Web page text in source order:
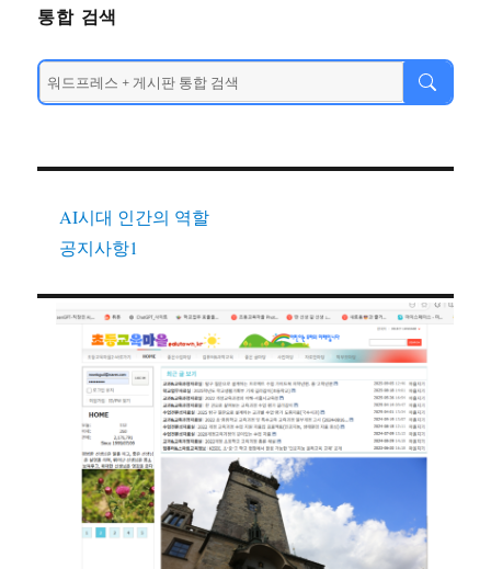
통합 검색
AI시대 인간의 역할
공지사항1